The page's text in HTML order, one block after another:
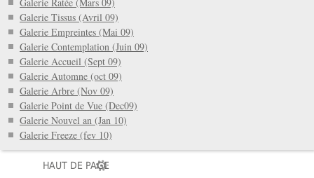
Galerie Tissus (Avril 09)
Galerie Empreintes (Mai 09)
Galerie Contemplation (Juin 09)
Galerie Accueil (Sept 09)
Galerie Automne (oct 09)
Galerie Arbre (Nov 09)
Galerie Point de Vue (Dec09)
Galerie Nouvel an (Jan 10)
Galerie Freeze (fev 10)
HAUT DE PAGE